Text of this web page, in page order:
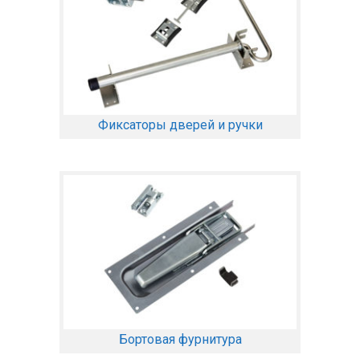
Фиксаторы дверей и ручки
Бортовая фурнитура